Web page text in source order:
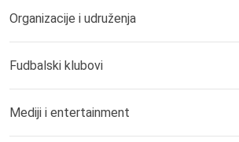
Organizacije i udruženja
Fudbalski klubovi
Mediji i entertainment